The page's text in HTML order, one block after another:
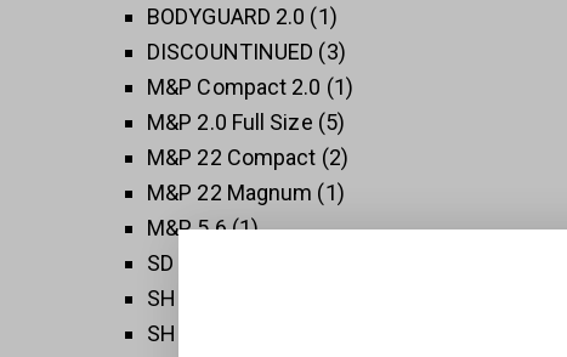
BODYGUARD 2.0
1
DISCOUNTINUED
3
M&P Compact 2.0 1
M&P 2.0 Full Size 5
M&P 22 Compact 2
M&P 22 Magnum
1
M&P 5.6 1
SD 2.0
SHIELD EZ
SHIELD PLUS